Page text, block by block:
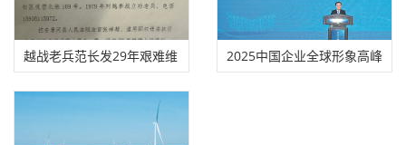
越战老兵范长发29年艰难维
权
2025中国企业全球形象高峰